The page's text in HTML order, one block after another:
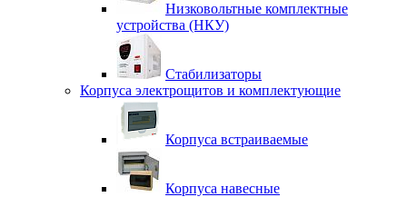
Низковольтные комплектные
устройства (НКУ)
Стабилизаторы
Корпуса электрощитов и комплектующие
Корпуса встраиваемые
Корпуса навесные